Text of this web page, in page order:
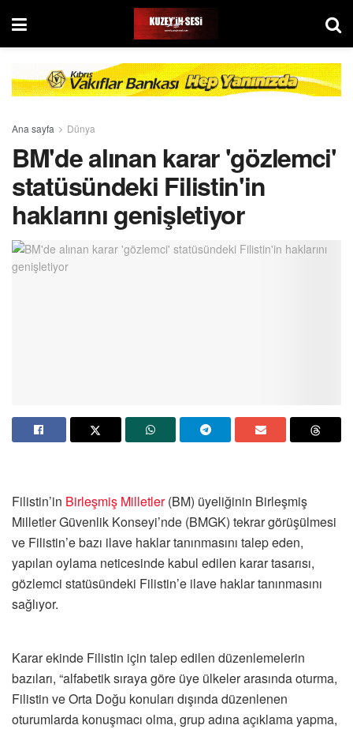
Ana sayfa Dünya
BM'de alınan karar 'gözlemci'
statüsündeki Filistin'in
haklarını genişletiyor
Filistin’in Birleşmiş Milletler(BM) üyeliğinin Birleşmiş
Milletler Güvenlik Konseyi’nde (BMGK) tekrar görüşülmesi
ve Filistin’e bazı ilave haklar tanınmasını talep eden,
yapılan oylama neticesinde kabul edilen karar tasarısı,
gözlemci statüsündeki Filistin’e ilave haklar tanınmasını
sağlıyor.
Karar ekinde Filistin için talep edilen düzenlemelerin
bazıları, “alfabetik sıraya göre üye ülkeler arasında oturma,
Filistin ve Orta Doğu konuları dışında düzenlenen
oturumlarda konuşmacı olma, grup adına açıklama yapma,